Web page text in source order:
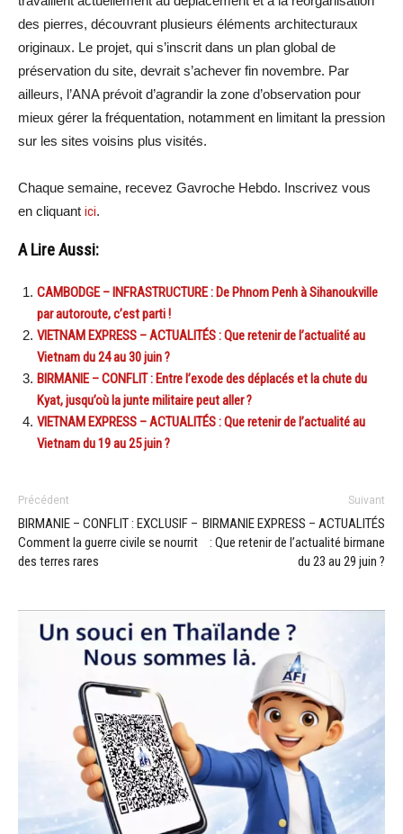
des pierres, découvrant plusieurs éléments architecturaux
originaux. Le projet, qui s’inscrit dans un plan global de
préservation du site, devrait s’achever fin novembre. Par
ailleurs, l’ANA prévoit d’agrandir la zone d’observation pour
mieux gérer la fréquentation, notamment en limitant la pression
sur les sites voisins plus visités.
Chaque semaine, recevez Gavroche Hebdo. Inscrivez vous
en cliquant ici.
A Lire Aussi:
CAMBODGE – INFRASTRUCTURE : De Phnom Penh à Sihanoukville
par autoroute, c’est parti !
VIETNAM EXPRESS – ACTUALITÉS : Que retenir de l’actualité au
Vietnam du 24 au 30 juin ?
BIRMANIE – CONFLIT : Entre l’exode des déplacés et la chute du
Kyat, jusqu’où la junte militaire peut aller ?
VIETNAM EXPRESS – ACTUALITÉS : Que retenir de l’actualité au
Vietnam du 19 au 25 juin ?
Précédent
BIRMANIE – CONFLIT : EXCLUSIF –
Comment la guerre civile se nourrit
des terres rares
Suivant
BIRMANIE EXPRESS – ACTUALITÉS
: Que retenir de l’actualité birmane
du 23 au 29 juin ?